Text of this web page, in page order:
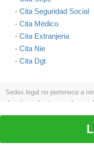
- Cita Seguridad Social
- Cita Médico
- Cita Extranjeria
- Cita Nie
- Cita Dgt
Sedes.legal no pertenece a
web independiente que ofrece
como: procesos a
Política de